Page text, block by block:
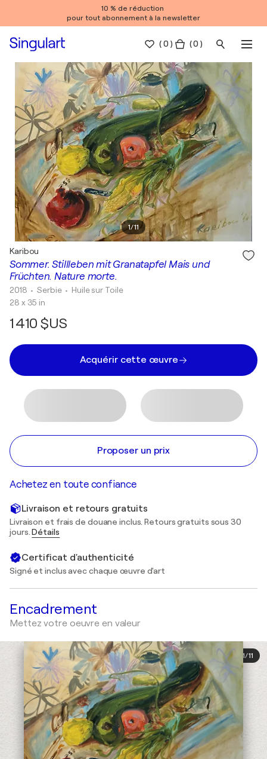
10 % de réduction
pour tout abonnement à la newsletter
(0 ) ( 0 )
1/11
Sommer. Stillleben mit Granatapfel Mais und
Früchten. Nature morte.
Karibou
2018 • Serbie • Huile sur Toile
28 x 35 in
1 410 $US
Acquérir cette œuvre
Proposer un prix
Achetez en toute confiance
Livraison et retours gratuits
Livraison et frais de douane inclus. Retours gratuits sous 30
jours.Détails
Certificat d'authenticité
Signé et inclus avec chaque œuvre d'art
Encadrement
Mettez votre oeuvre en valeur
1/11